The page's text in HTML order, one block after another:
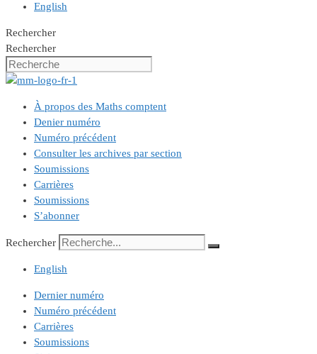
English
Rechercher
Rechercher
À propos des Maths comptent
Denier numéro
Numéro précédent
Consulter les archives par section
Soumissions
Carrières
Soumissions
S’abonner
Rechercher
English
Dernier numéro
Numéro précédent
Carrières
Soumissions